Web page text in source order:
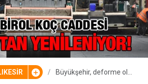
Büyükşehir, deforme olan